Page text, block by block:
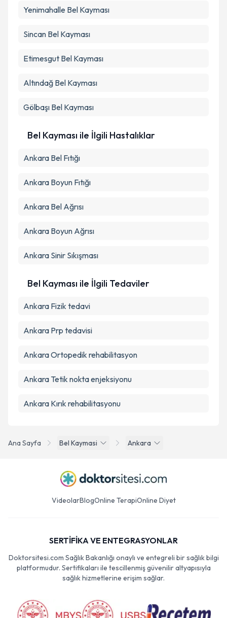
Ana Sayfa Bel Kaymasi Ankara
Yenimahalle Bel Kayması
Sincan Bel Kayması
Etimesgut Bel Kayması
Altındağ Bel Kayması
Gölbaşı Bel Kayması
Bel Kayması ile İlgili Hastalıklar
Ankara Bel Fıtığı
Ankara Boyun Fıtığı
Ankara Bel Ağrısı
Ankara Boyun Ağrısı
Ankara Sinir Sıkışması
Bel Kayması ile İlgili Tedaviler
Ankara Fizik tedavi
Ankara Prp tedavisi
Ankara Ortopedik rehabilitasyon
Ankara Tetik nokta enjeksiyonu
Ankara Kırık rehabilitasyonu
VideolarBlogOnline TerapiOnline Diyet
SERTİFİKA VE ENTEGRASYONLAR
Doktorsitesi.com Sağlık Bakanlığı onaylı ve entegreli bir sağlık bilgi
platformudur. Sertifikaları ile tescillenmiş güvenilir altyapısıyla
sağlık hizmetlerine erişim sağlar.